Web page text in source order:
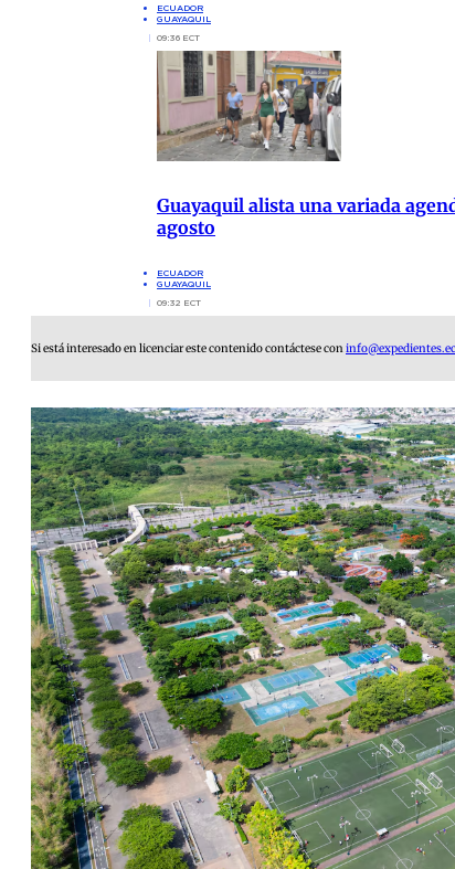
ECUADOR
GUAYAQUIL
09:36 ECT
Guayaquil alista una variada
agosto
ECUADOR
GUAYAQUIL
09:32 ECT
Si está interesado en licenciar este contenido contáctese con info@expedientes.ec